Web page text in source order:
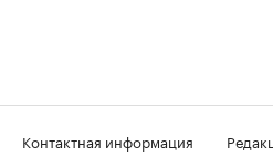
Контактная информация